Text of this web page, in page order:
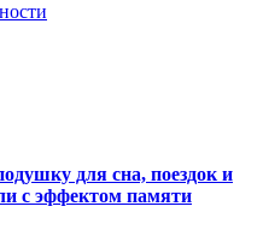
для сна, поездок и
с эффектом памяти